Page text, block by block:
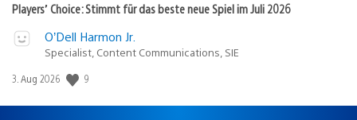
Players’ Choice: Stimmt für das beste neue Spiel im Juli 2026
O’Dell Harmon Jr.
Specialist, Content Communications, SIE
Veröffentlichungsdatum:
3. Aug 2026 9